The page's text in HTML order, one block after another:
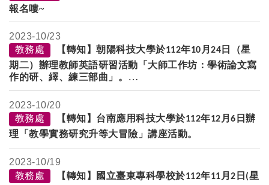
報名嘍~
2023-10/23
教務處
【轉知】朝陽科技大學於112年10 月24 日（星
期二）辦理教師英語研習活動「大師工作坊：學術論文寫
作的研、繹、練三部曲」。
2023-10/20
教務處
【轉知】台南應用科技大學於112年12 月6 日辦
理「教學實務研究升等大冒險」講座活動。
2023-10/19
教務處
【轉知】國立臺東專科學校於112年11 月2 日 (星